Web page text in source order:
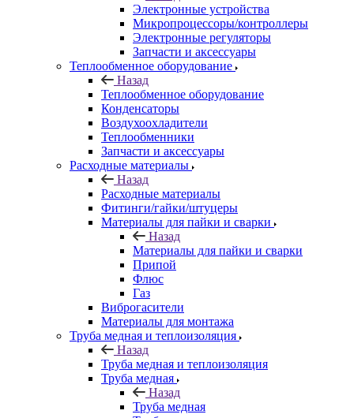
Электронные устройства
Микропроцессоры/контроллеры
Электронные регуляторы
Запчасти и аксессуары
Теплообменное оборудование
Назад
Теплообменное оборудование
Конденсаторы
Воздухоохладители
Теплообменники
Запчасти и аксессуары
Расходные материалы
Назад
Расходные материалы
Фитинги/гайки/штуцеры
Материалы для пайки и сварки
Назад
Материалы для пайки и сварки
Припой
Флюс
Газ
Виброгасители
Материалы для монтажа
Труба медная и теплоизоляция
Назад
Труба медная и теплоизоляция
Труба медная
Назад
Труба медная